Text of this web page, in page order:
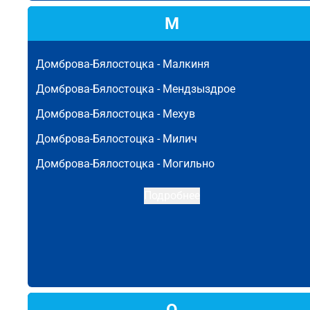
М
Домброва-Бялостоцка - Малкиня
Домброва-Бялостоцка - Мендзыздрое
Домброва-Бялостоцка - Мехув
Домброва-Бялостоцка - Милич
Домброва-Бялостоцка - Могильно